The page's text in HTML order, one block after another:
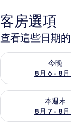
客房選項
查看這些日期
今晚
8月 6 - 8
查看今晚 (8月 6 - 8
本週末
8月 7 - 8
查看本週末 (8月 7 -